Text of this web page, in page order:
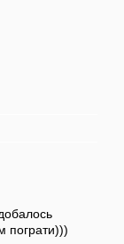
пограти)))